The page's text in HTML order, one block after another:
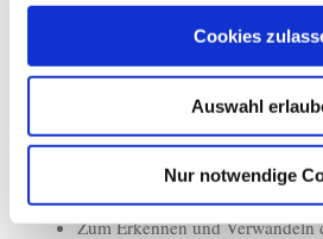
Cookies
Auswahl
Nur notwendige
Familienangehörigen.
Bei Persönlichkeitsstörungen,
Lage bin, für Mich Selbst zu
Mich dabei nicht wohlfühle.
Bei tief sitzenden Gefühlen der
Unruhe, Verletzung, in sich
Zur Bewusstseinserweiterung
eigenen Seins.
Zum Erkennen und Verwandeln